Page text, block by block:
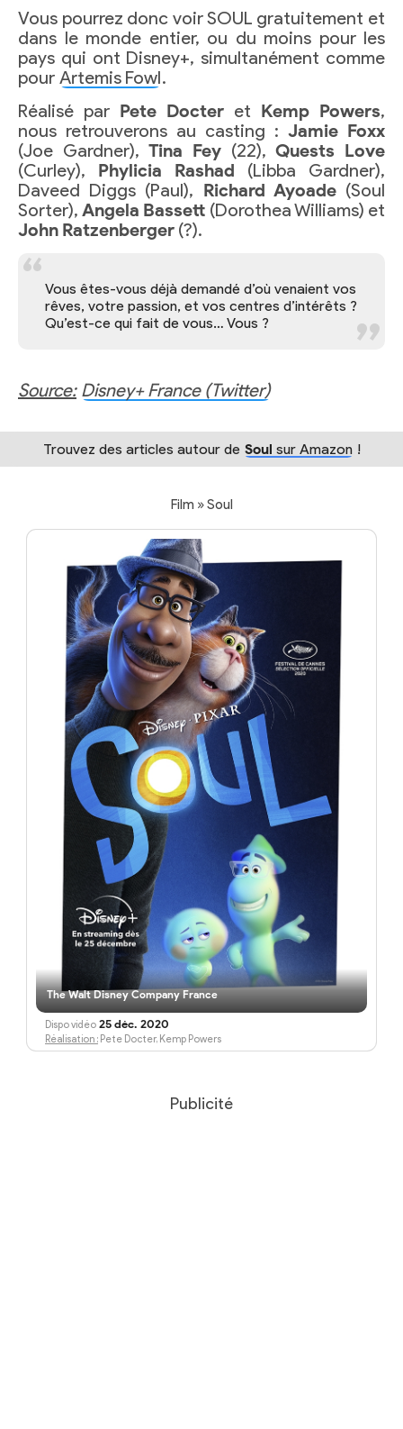
Vous pourrez donc voir SOUL gratuitement et
dans le monde entier, ou du moins pour les
pays qui ont Disney+, simultanément comme
pour Artemis Fowl.
Réalisé par Pete Docter et Kemp Powers,
nous retrouverons au casting : Jamie Foxx
(Joe Gardner),Tina Fey (22),Quests Love
(Curley), Phylicia Rashad (Libba Gardner),
Daveed Diggs (Paul), Richard Ayoade(Soul
Sorter),Angela Bassett (Dorothea Williams) et
John Ratzenberger (?).
Vous êtes-vous déjà demandé d’où venaient vos
rêves, votre passion, et vos centres d’intérêts ?
Qu’est-ce qui fait de vous… Vous ?
Source: Disney+ France (Twitter)
Trouvez des articles autour de Soul sur Amazon !
Film » Soul
The Walt Disney Company France
Dispo vidéo 25 déc. 2020
Réalisation : Pete Docter, Kemp Powers
Publicité